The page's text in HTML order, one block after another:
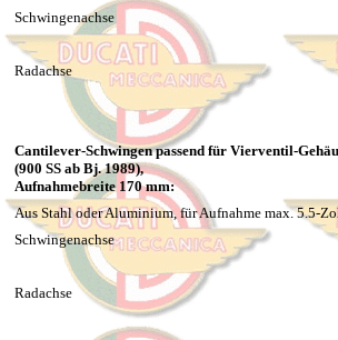
Schwingenachse
Radachse
Cantilever-Schwingen passend für Vierventil-
(900 SS ab Bj. 1989),
Aufnahmebreite 170 mm:
Aus Stahl oder Aluminium, für Aufnahme max. 5.5-
Schwingenachse
Radachse